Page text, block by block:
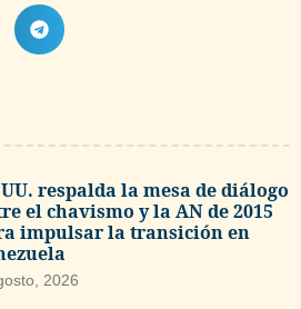
respalda la mesa de diálogo
el chavismo y la AN de 2015
impulsar la transición en
2026